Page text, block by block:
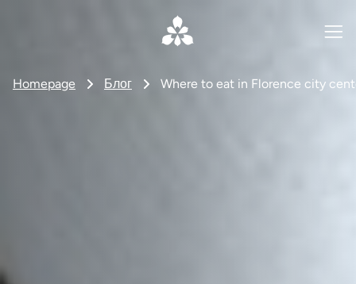
Homepage Блог Where to eat in Florence city